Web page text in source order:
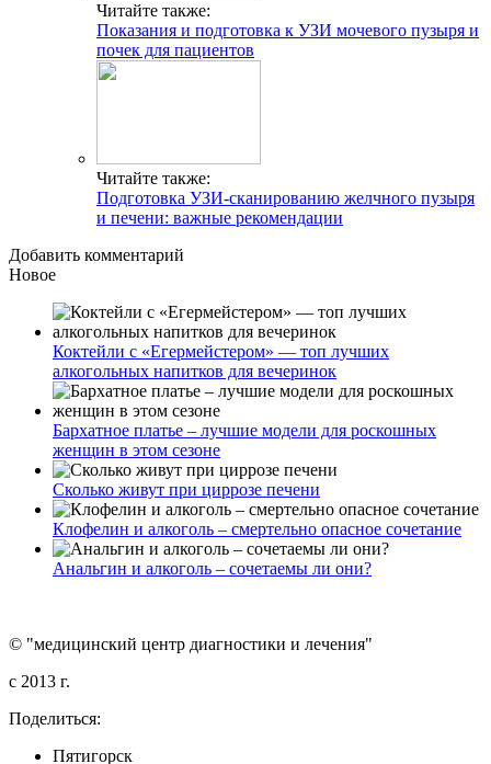
Читайте также:
Показания и подготовка к УЗИ мочевого пузыря и
почек для пациентов
Читайте также:
Подготовка УЗИ-сканированию желчного пузыря
и печени: важные рекомендации
Добавить комментарий
Новое
Коктейли с «Егермейстером» — топ лучших
алкогольных напитков для вечеринок
Бархатное платье – лучшие модели для роскошных
женщин в этом сезоне
Сколько живут при циррозе печени
Клофелин и алкоголь – смертельно опасное сочетание
Анальгин и алкоголь – сочетаемы ли они?
© "медицинский центр диагностики и лечения"
c 2013 г.
Поделиться:
Пятигорск